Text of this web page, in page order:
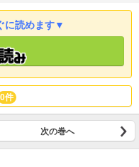
に読めます▼
0件
次の巻へ